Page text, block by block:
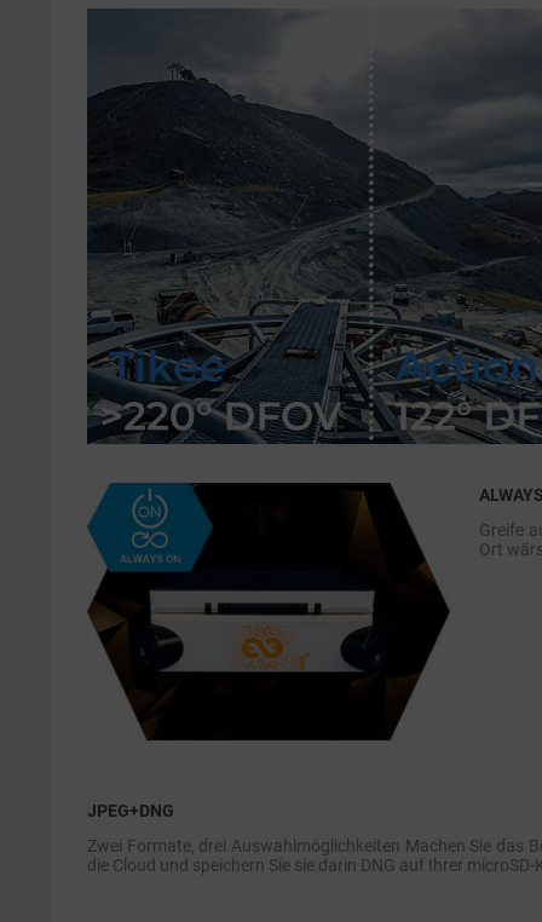
Greife
Ort
JPEG+DNG
Zwei Formate, drei Auswahlmöglichkeiten Machen Sie das
die Cloud und speichern Sie sie darin DNG auf Ihrer